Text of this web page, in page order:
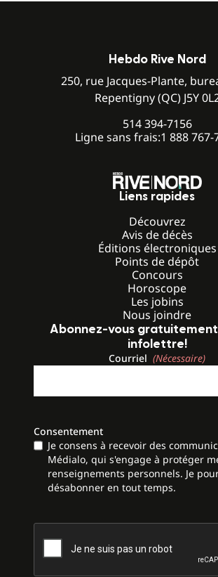
Hebdo Rive Nord
250, rue Jacques-Plante,
Repentigny (QC) J5Y
514 394-7156
Ligne sans frais:1 888 767-
Liens rapides
Découvrez
Avis de décès
Éditions électroniques
Points de dépôt
Concours
Horoscope
Les jobins
Nous joindre
Abonnez-vous
infolettre!
Courriel (Nécessaire)
Consentement
Je consens à recevoir des
Médialo, qui s'engage à protéger
renseignements personnels. Je
désabonner en tout temps.
CAPTCHA